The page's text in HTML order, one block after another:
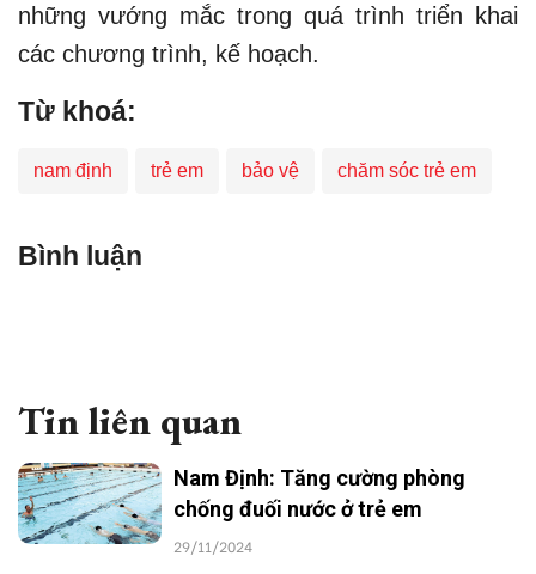
những vướng mắc trong quá trình triển khai
các chương trình, kế hoạch.
Từ khoá:
nam định trẻ em bảo vệ chăm sóc trẻ em
Bình luận
Tin liên quan
Nam Định: Tăng cường phòng
chống đuối nước ở trẻ em
29/11/2024